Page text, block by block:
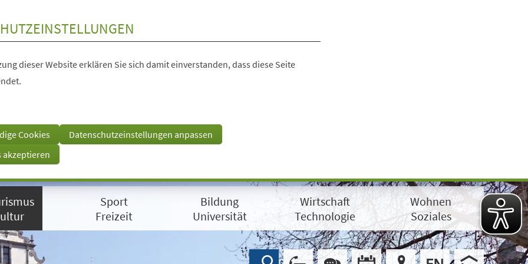
dieser Website erklären Sie sich damit einverstanden, dass diese Seite
Cookies
Datenschutzeinstellungen anpassen
akzeptieren
Sport
Freizeit
Bildung
Universität
Wirtschaft
Technologie
Wohnen
Soziales